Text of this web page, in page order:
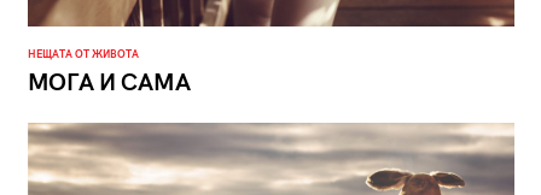
НЕЩАТА ОТ ЖИВОТА
МОГА И САМА